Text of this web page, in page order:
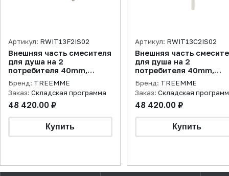
Артикул: RWIT13F2IS02
Внешняя часть смесителя
для душа на 2
потребителя 40mm,
нержавеющая сталь
брашированная
Бренд: TREEMME
Заказ: Складская программа
48 420.00 ₽
Артикул: RWIT13C2IS02
Внешняя часть
для душа на 2
потребителя 40mm,
нержавеющая сталь
брашированная
Бренд: TREEMME
Заказ: Складская
48 420.00 ₽